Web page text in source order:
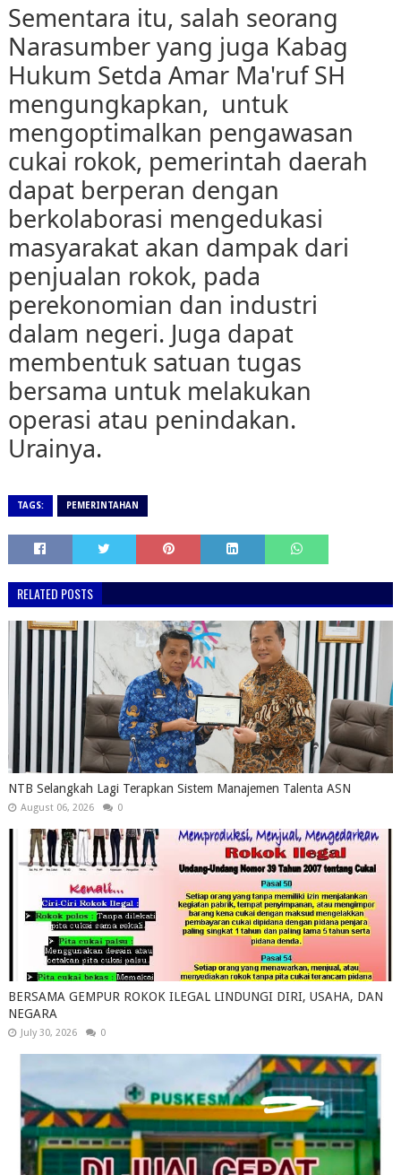
Sementara itu, salah seorang
Narasumber yang juga Kabag
Hukum Setda Amar Ma'ruf SH
mengungkapkan, untuk
mengoptimalkan pengawasan
cukai rokok, pemerintah daerah
dapat berperan dengan
berkolaborasi mengedukasi
masyarakat akan dampak dari
penjualan rokok, pada
perekonomian dan industri
dalam negeri. Juga dapat
membentuk satuan tugas
bersama untuk melakukan
operasi atau penindakan.
Urainya.
TAGS: PEMERINTAHAN
RELATED POSTS
NTB Selangkah Lagi Terapkan Sistem Manajemen Talenta ASN
August 06, 2026 0
BERSAMA GEMPUR ROKOK ILEGAL LINDUNGI DIRI, USAHA, DAN
NEGARA
July 30, 2026 0